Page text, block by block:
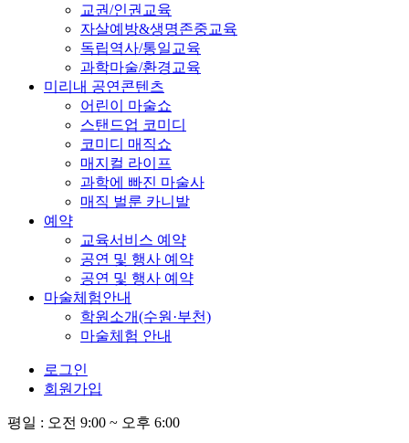
교권/인권교육
자살예방&생명존중교육
독립역사/통일교육
과학마술/환경교육
미리내 공연콘텐츠
어린이 마술쇼
스탠드업 코미디
코미디 매직쇼
매지컬 라이프
과학에 빠진 마술사
매직 벌룬 카니발
예약
교육서비스 예약
공연 및 행사 예약
공연 및 행사 예약
마술체험안내
학원소개(수원·부천)
마술체험 안내
로그인
회원가입
평일 : 오전 9:00 ~ 오후 6:00